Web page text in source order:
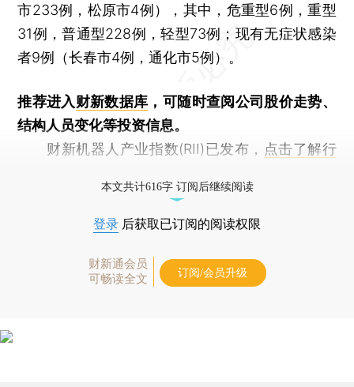
市233例，松原市4例），其中，危重型6例，重型
31例，普通型228例，轻型73例；现有无症状感染
者9例（长春市4例，通化市5例）。
推荐进入财新数据库 ，可随时查阅公司股价走势、
结构人员变化等投资信息。
财新机器人产业指数(RII)已发布， 点击了解行
本文共计616字 订阅后继续阅读
登录 后获取已订阅的阅读权限
财新通会员
可畅读全文
订阅/会员升级